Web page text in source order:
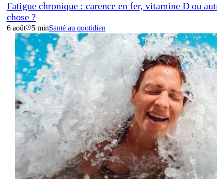
Fatigue chronique : carence en fer, vitamine D ou
chose ?
6 août 5 minSanté au quotidien